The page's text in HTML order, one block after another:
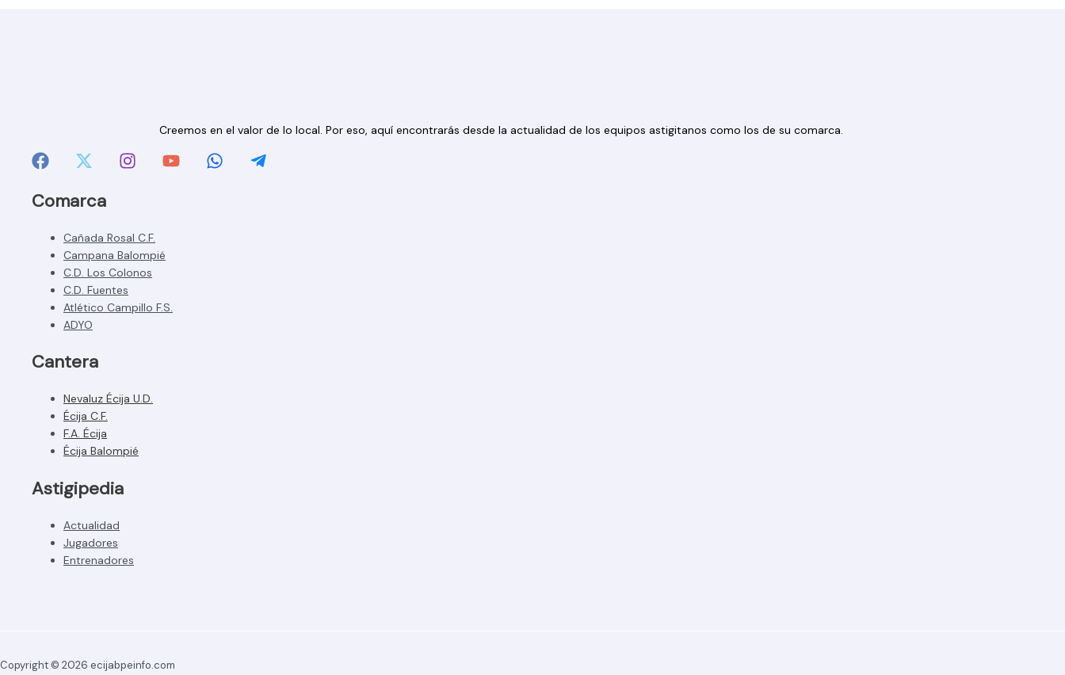
Creemos en el valor de lo local. Por eso, aquí encontrarás desde la actualidad de los equipos astigitanos como los de su comarca.
Comarca
Cañada Rosal C.F.
Campana Balompié
C.D. Los Colonos
C.D. Fuentes
Atlético Campillo F.S.
ADYO
Cantera
Nevaluz Écija U.D.
Écija C.F.
F.A. Écija
Écija Balompié
Astigipedia
Actualidad
Jugadores
Entrenadores
Copyright © 2026 ecijabpeinfo.com